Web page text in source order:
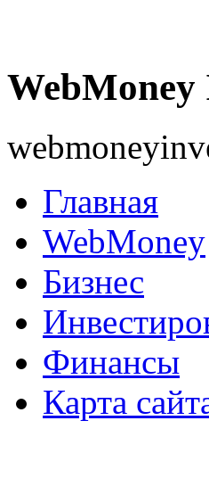
WebMoney
Главная
WebMoney
Бизнес
Финансы
Карта